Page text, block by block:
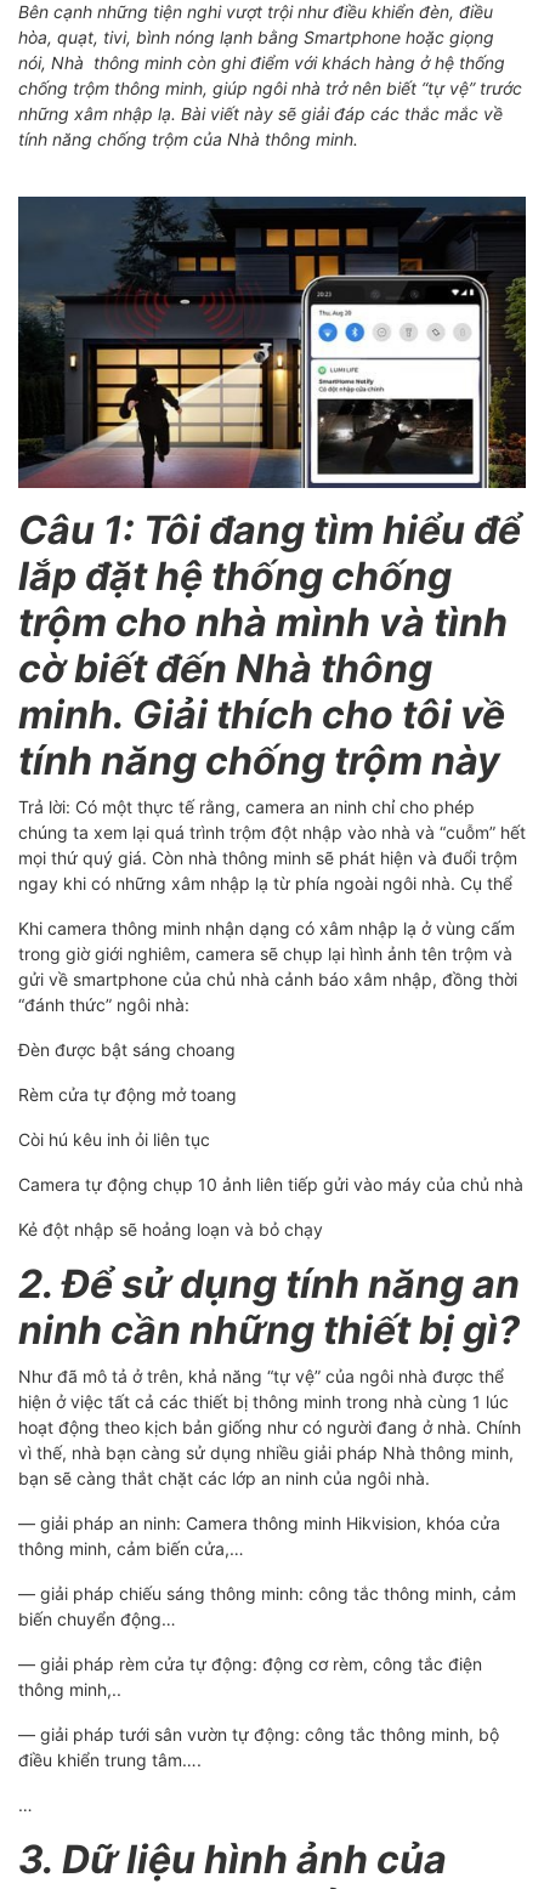
Bên cạnh những tiện nghi vượt trội như điều khiển đèn, điều
hòa, quạt, tivi, bình nóng lạnh bằng Smartphone hoặc giọng
nói, Nhà thông minh còn ghi điểm với khách hàng ở hệ thống
chống trộm thông minh, giúp ngôi nhà trở nên biết “tự vệ” trước
những xâm nhập lạ. Bài viết này sẽ giải đáp các thắc mắc về
tính năng chống trộm của Nhà thông minh.
Câu 1: Tôi đang tìm hiểu để
lắp đặt hệ thống chống
trộm cho nhà mình và tình
cờ biết đến Nhà thông
minh. Giải thích cho tôi về
tính năng chống trộm này
Trả lời: Có một thực tế rằng, camera an ninh chỉ cho phép
chúng ta xem lại quá trình trộm đột nhập vào nhà và “cuỗm” hết
mọi thứ quý giá. Còn nhà thông minh sẽ phát hiện và đuổi trộm
ngay khi có những xâm nhập lạ từ phía ngoài ngôi nhà. Cụ thể
Khi camera thông minh nhận dạng có xâm nhập lạ ở vùng cấm
trong giờ giới nghiêm, camera sẽ chụp lại hình ảnh tên trộm và
gửi về smartphone của chủ nhà cảnh báo xâm nhập, đồng thời
“đánh thức” ngôi nhà:
Đèn được bật sáng choang
Rèm cửa tự động mở toang
Còi hú kêu inh ỏi liên tục
Camera tự động chụp 10 ảnh liên tiếp gửi vào máy của chủ nhà
Kẻ đột nhập sẽ hoảng loạn và bỏ chạy
2. Để sử dụng tính năng an
ninh cần những thiết bị gì?
Như đã mô tả ở trên, khả năng “tự vệ” của ngôi nhà được thể
hiện ở việc tất cả các thiết bị thông minh trong nhà cùng 1 lúc
hoạt động theo kịch bản giống như có người đang ở nhà. Chính
vì thế, nhà bạn càng sử dụng nhiều giải pháp Nhà thông minh,
bạn sẽ càng thắt chặt các lớp an ninh của ngôi nhà.
— giải pháp an ninh: Camera thông minh Hikvision, khóa cửa
thông minh, cảm biến cửa,…
— giải pháp chiếu sáng thông minh: công tắc thông minh, cảm
biến chuyển động…
— giải pháp rèm cửa tự động: động cơ rèm, công tắc điện
thông minh,..
— giải pháp tưới sân vườn tự động: công tắc thông minh, bộ
điều khiển trung tâm….
…
3. Dữ liệu hình ảnh của